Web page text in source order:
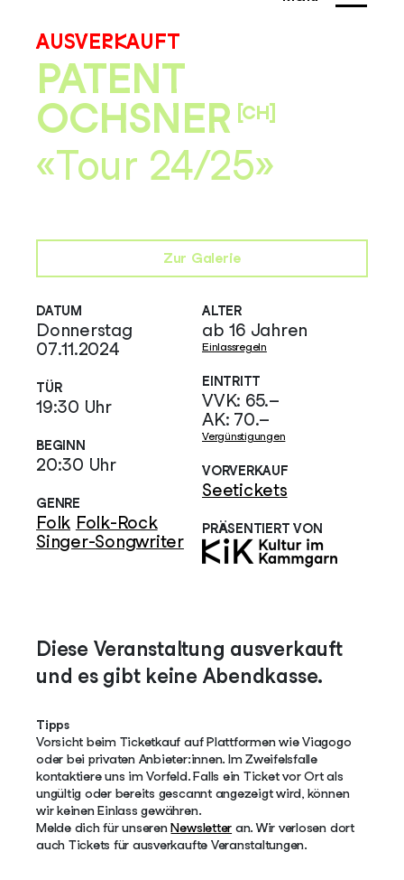
AUSVERKAUFT
PATENT
OCHSNER [CH]
«Tour 24/25»
Zur Galerie
DATUM
Donnerstag
07.11.2024
TÜR
19:30 Uhr
BEGINN
20:30 Uhr
GENRE
Folk Folk-Rock
Singer-Songwriter
ALTER
ab 16 Jahren
Einlassregeln
EINTRITT
VVK: 65.–
AK: 70.–
Vergünstigungen
VORVERKAUF
Seetickets
PRÄSENTIERT VON
Diese Veranstaltung ausverkauft
und es gibt keine Abendkasse.
Tipps
Vorsicht beim Ticketkauf auf Plattformen wie Viagogo
oder bei privaten Anbieter:innen. Im Zweifelsfalle
kontaktiere uns im Vorfeld. Falls ein Ticket vor Ort als
ungültig oder bereits gescannt angezeigt wird, können
wir keinen Einlass gewähren.
Melde dich für unserenNewsletter an. Wir verlosen dort
auch Tickets für ausverkaufte Veranstaltungen.